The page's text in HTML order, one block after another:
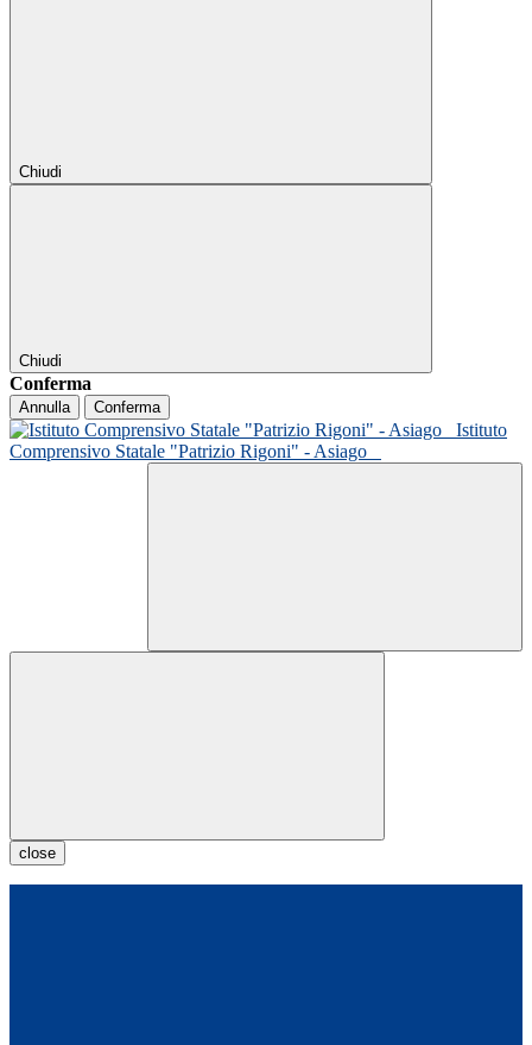
Chiudi
Chiudi
Conferma
Annulla Conferma
Istituto
Comprensivo Statale "Patrizio Rigoni" - Asiago
close